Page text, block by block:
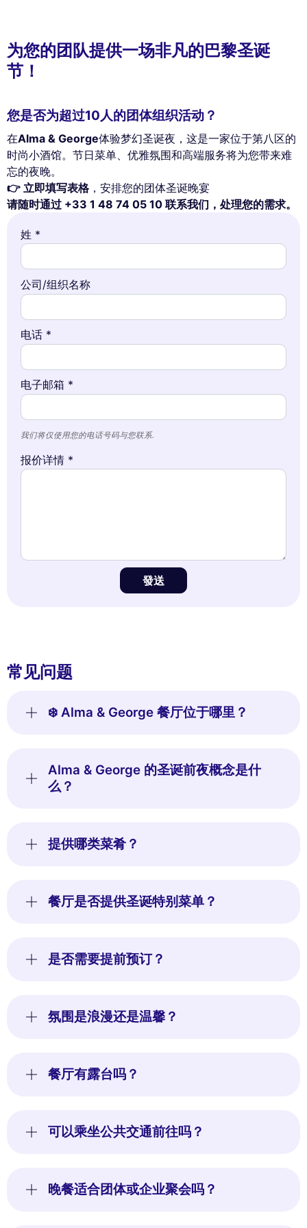
为您的团队提供一场非凡的巴黎圣诞
节！
您是否为超过10人的团体组织活动？
在Alma & George体验梦幻圣诞夜，这是一家位于第八区的
时尚小酒馆。节日菜单、优雅氛围和高端服务将为您带来难
忘的夜晚。
👉 立即填写表格，安排您的团体圣诞晚宴
请随时通过 +33 1 48 74 05 10 联系我们，处理您的需求。
姓 *
公司/组织名称
电话 *
电子邮箱 *
我们将仅使用您的电话号码与您联系.
报价详情 *
發送
常见问题
❄️ Alma & George 餐厅位于哪里？
Alma & George 的圣诞前夜概念是什
么？
提供哪类菜肴？
餐厅是否提供圣诞特别菜单？
是否需要提前预订？
氛围是浪漫还是温馨？
餐厅有露台吗？
可以乘坐公共交通前往吗？
晚餐适合团体或企业聚会吗？